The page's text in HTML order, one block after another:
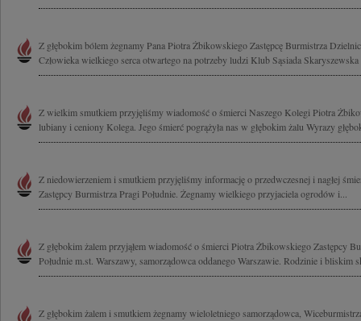
Z głębokim bólem żegnamy Pana Piotra Żbikowskiego Zastępcę Burmistrza
Człowieka wielkiego serca otwartego na potrzeby ludzi Klub Sąsiada Skaryszewska
Z wielkim smutkiem przyjęliśmy wiadomość o śmierci Naszego Kolegi Piotra
lubiany i ceniony Kolega. Jego śmierć pogrążyła nas w głębokim żalu Wyrazy
Z niedowierzeniem i smutkiem przyjęliśmy informację o przedwczesnej i nagłej
Zastępcy Burmistrza Pragi Południe. Żegnamy wielkiego przyjaciela ogrodów i...
Z głębokim żalem przyjąłem wiadomość o śmierci Piotra Żbikowskiego Zastępcy
Południe m.st. Warszawy, samorządowca oddanego Warszawie. Rodzinie i bliskim
Z głębokim żalem i smutkiem żegnamy wieloletniego samorządowca,